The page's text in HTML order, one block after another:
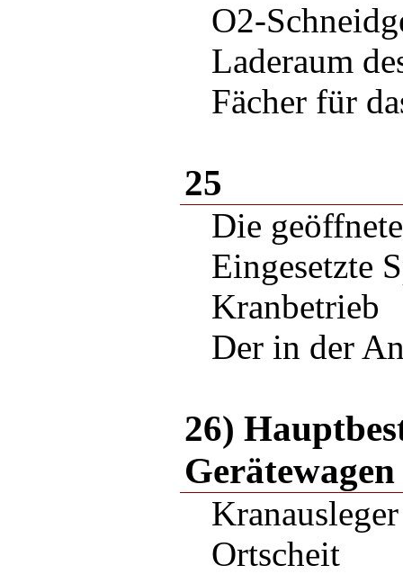
O2-
Laderaum
Fächer für
25
Die
Eingesetzte
Kranbetrieb
Der in der
26)
Gerätewagen
Kranausleger
Ortscheit